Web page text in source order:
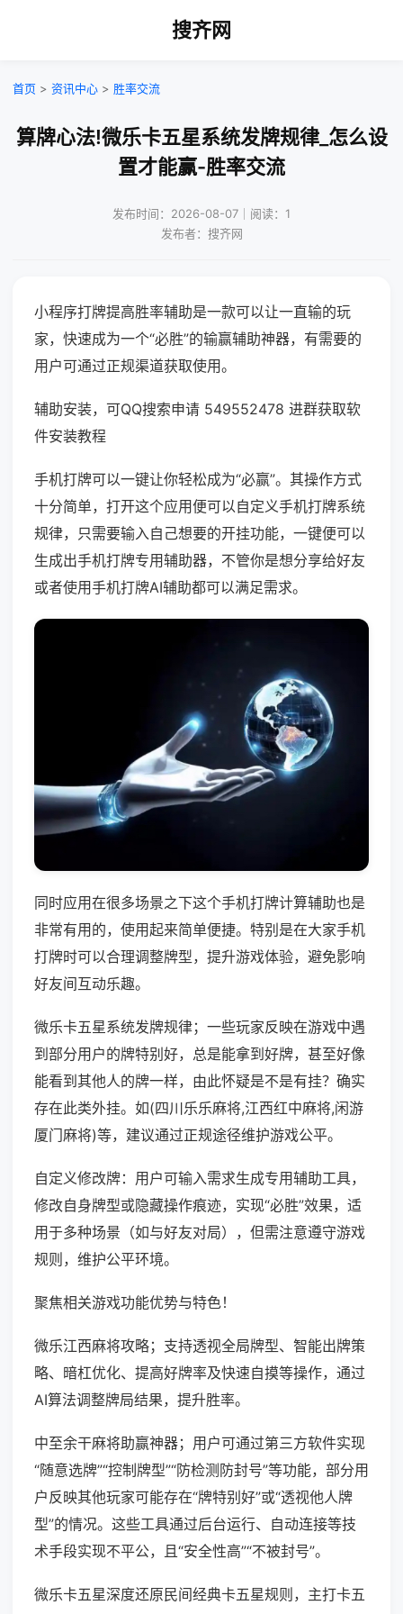
搜齐网
首页 > 资讯中心 > 胜率交流
算牌心法!微乐卡五星系统发牌规律_怎么设
置才能赢-胜率交流
发布时间：2026-08-07｜阅读：1
发布者：搜齐网
小程序打牌提高胜率辅助是一款可以让一直输的玩
家，快速成为一个“必胜”的输赢辅助神器，有需要的
用户可通过正规渠道获取使用。
辅助安装，可QQ搜索申请 549552478 进群获取软
件安装教程
手机打牌可以一键让你轻松成为“必赢”。其操作方式
十分简单，打开这个应用便可以自定义手机打牌系统
规律，只需要输入自己想要的开挂功能，一键便可以
生成出手机打牌专用辅助器，不管你是想分享给好友
或者使用手机打牌AI辅助都可以满足需求。
同时应用在很多场景之下这个手机打牌计算辅助也是
非常有用的，使用起来简单便捷。特别是在大家手机
打牌时可以合理调整牌型，提升游戏体验，避免影响
好友间互动乐趣。
微乐卡五星系统发牌规律；一些玩家反映在游戏中遇
到部分用户的牌特别好，总是能拿到好牌，甚至好像
能看到其他人的牌一样，由此怀疑是不是有挂？确实
存在此类外挂。如(四川乐乐麻将,江西红中麻将,闲游
厦门麻将)等，建议通过正规途径维护游戏公平。
自定义修改牌：用户可输入需求生成专用辅助工具，
修改自身牌型或隐藏操作痕迹，实现“必胜”效果，适
用于多种场景（如与好友对局），但需注意遵守游戏
规则，维护公平环境。
聚焦相关游戏功能优势与特色！
微乐江西麻将攻略；支持透视全局牌型、智能出牌策
略、暗杠优化、提高好牌率及快速自摸等操作，通过
AI算法调整牌局结果，提升胜率。
中至余干麻将助赢神器；用户可通过第三方软件实现
“随意选牌”“控制牌型”“防检测防封号”等功能，部分用
户反映其他玩家可能存在“牌特别好”或“透视他人牌
型”的情况。这些工具通过后台运行、自动连接等技
术手段实现不平公，且“安全性高”“不被封号”。
微乐卡五星深度还原民间经典卡五星规则，主打卡五